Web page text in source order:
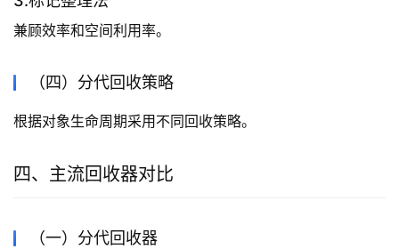
兼顾效率和空间利用率。
（四）分代回收策略
根据对象生命周期采用不同回收策略。
四、主流回收器对比
（一）分代回收器